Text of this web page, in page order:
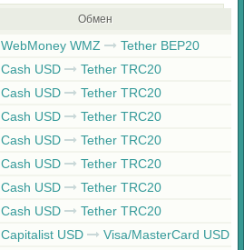
Обмен
WebMoney WMZ Tether BEP20
Cash USD Tether TRC20
Cash USD Tether TRC20
Cash USD Tether TRC20
Cash USD Tether TRC20
Cash USD Tether TRC20
Cash USD Tether TRC20
Cash USD Tether TRC20
Capitalist USD Visa/MasterCard USD